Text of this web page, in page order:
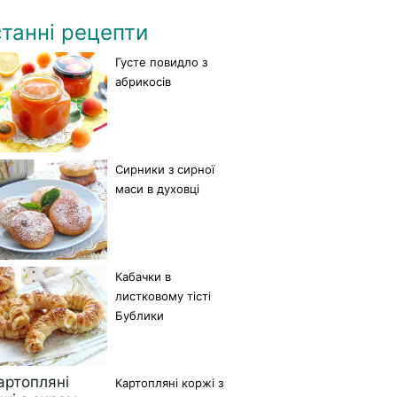
рецепти
Густе повидло з
абрикосів
Сирники з сирної
маси в духовці
Кабачки в
листковому тісті
Бублики
Картопляні коржі з